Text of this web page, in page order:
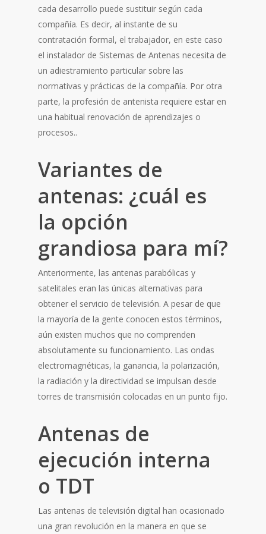
cada desarrollo puede sustituir según cada
compañía. Es decir, al instante de su
contratación formal, el trabajador, en este caso
el instalador de Sistemas de Antenas necesita de
un adiestramiento particular sobre las
normativas y prácticas de la compañía. Por otra
parte, la profesión de antenista requiere estar en
una habitual renovación de aprendizajes o
procesos..
Variantes de
antenas: ¿cuál es
la opción
grandiosa para mí?
Anteriormente, las antenas parabólicas y
satelitales eran las únicas alternativas para
obtener el servicio de televisión. A pesar de que
la mayoría de la gente conocen estos términos,
aún existen muchos que no comprenden
absolutamente su funcionamiento. Las ondas
electromagnéticas, la ganancia, la polarización,
la radiación y la directividad se impulsan desde
torres de transmisión colocadas en un punto fijo.
Antenas de
ejecución interna
o TDT
Las antenas de televisión digital han ocasionado
una gran revolución en la manera en que se